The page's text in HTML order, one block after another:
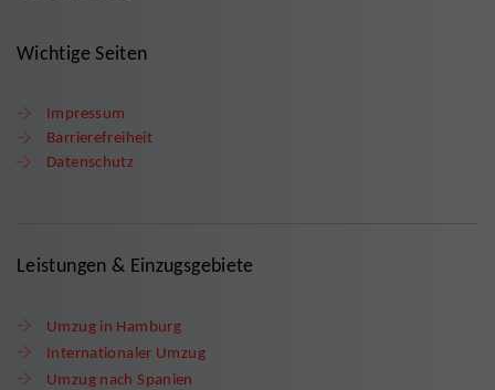
Wichtige Seiten
Impressum
Barrierefreiheit
Datenschutz
Leistungen & Einzugsgebiete
Umzug in Hamburg
Internationaler Umzug
Umzug nach Spanien